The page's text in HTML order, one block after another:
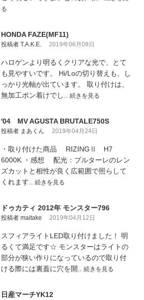
る
HONDA FAZE(MF11)
投稿者 T.A.K.E. 2019年06月08日
ハロゲンより明るくクリアな光で、とて
も見やすいです。 Hi/Loの切り替えも、し
っかり光軸が出ています。 取り付けは、
無加工ポン着けでし.. 続きを見る
'04 MV AGUSTA BRUTALE750S
投稿者 まあくん 2019年04月24日
・取り付けた商品 RIZINGⅡ H7
6000K ・感想 配光：ブルターレのレン
ズカットと相性が良く広範囲で照らして
くれます.. 続きを見る
ドゥカティ 2012年 モンスター796
投稿者 maitake 2019年04月12日
スフィアライトLED取り付けました！ 明
るくて満足です☆ モンスターはライトの
部分が狭い作りになっているので取り付
ける際には裏蓋に穴を開.. 続きを見る
日産マーチYK12